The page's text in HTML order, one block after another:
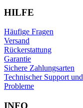
HILFE
Häufige Fragen
Versand
Rückerstattung
Garantie
Sichere Zahlungsarten
Technischer Support und
Probleme
INFO